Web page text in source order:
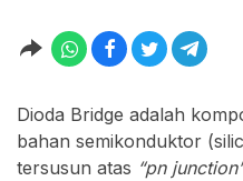
Dioda Bridge adalah
bahan semikonduktor
tersusun atas “pn